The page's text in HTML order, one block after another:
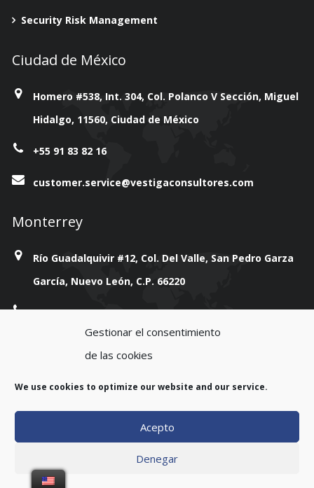
Gestionar el consentimiento
de las cookies
We use cookies to optimize our website and our service.
Acepto
Denegar
Security Risk Management
Ciudad de México
Homero #538, Int. 304, Col. Polanco V Sección, Miguel
Hidalgo, 11560, Ciudad de México
+55 91 83 82 16
customer.service@vestigaconsultores.com
Monterrey
Río Guadalquivir #12, Col. Del Valle, San Pedro Garza
García, Nuevo León, C.P. 66220
+814 777 38 93
Copyright 2023. All rights reserved.